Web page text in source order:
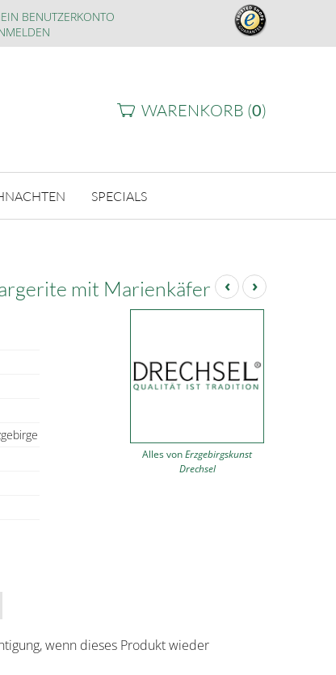
BENUTZERKONTO
WARENKORB (0)
SPECIALS
‹ ›
mit Marienkäfer
Alles vonErzgebirgskunst
Drechsel
wenn dieses Produkt wieder